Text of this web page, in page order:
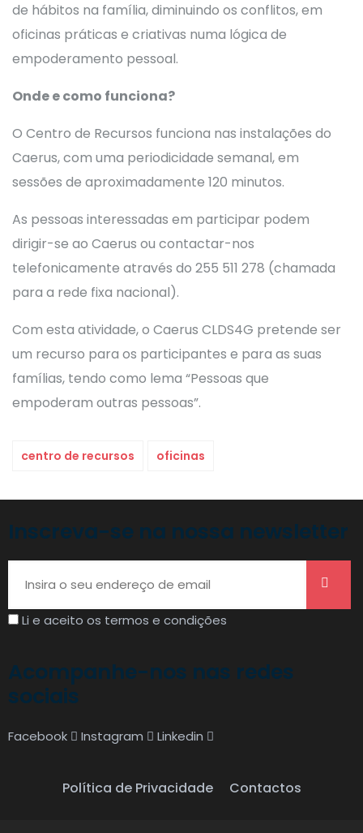
de hábitos na família, diminuindo os conflitos, em
oficinas práticas e criativas numa lógica de
empoderamento pessoal.
Onde e como funciona?
O Centro de Recursos funciona nas instalações do
Caerus, com uma periodicidade semanal, em
sessões de aproximadamente 120 minutos.
As pessoas interessadas em participar podem
dirigir-se ao Caerus ou contactar-nos
telefonicamente através do 255 511 278 (chamada
para a rede fixa nacional).
Com esta atividade, o Caerus CLDS4G pretende ser
um recurso para os participantes e para as suas
famílias, tendo como lema “Pessoas que
empoderam outras pessoas”.
centro de recursos oficinas
Inscreva-se na nossa newsletter
Li e aceito os termos e condições
Acompanhe-nos nas redes
sociais
Facebook Instagram Linkedin
Política de Privacidade Contactos